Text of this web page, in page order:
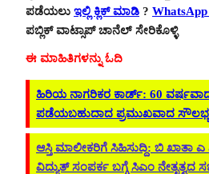
ಪಡೆಯಲು ಇಲ್ಲಿ ಕ್ಲಿಕ್ ಮಾಡಿ ?
ಪಬ್ಲಿಕ್ ವಾಟ್ಸಾಪ್ ಚಾನೆಲ್ ಸೇರಿಕೊಳ್ಳಿ
ಈ ಮಾಹಿತಿಗಳನ್ನು ಓದಿ
ಹಿರಿಯ ನಾಗರಿಕರ ಕಾರ್ಡ್‌: 60
ಪಡೆಯಬಹುದಾದ ಪ್ರಮುಖವಾದ
ಆಸ್ತಿ ಮಾಲೀಕರಿಗೆ ಸಿಹಿಸುದ್ದಿ: ಬಿ ಖಾತಾ
ವಿದ್ಯುತ್ ಸಂಪರ್ಕ ಬಗ್ಗೆ ಸಿಎಂ ನೇತೃತ್ವದ